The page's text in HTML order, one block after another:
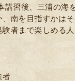
講習後、三浦の海
、南を目指すかは
者まで楽しめる
者